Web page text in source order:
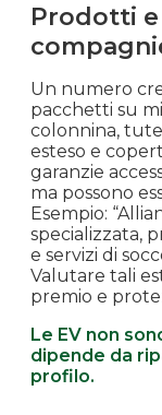
Prodotti e
Un numero
pacchetti su
colonnina,
esteso e
garanzie
ma possono
Esempio:
specializzata,
e servizi di
Valutare tali
premio e
Le EV non
dipende da
profilo.